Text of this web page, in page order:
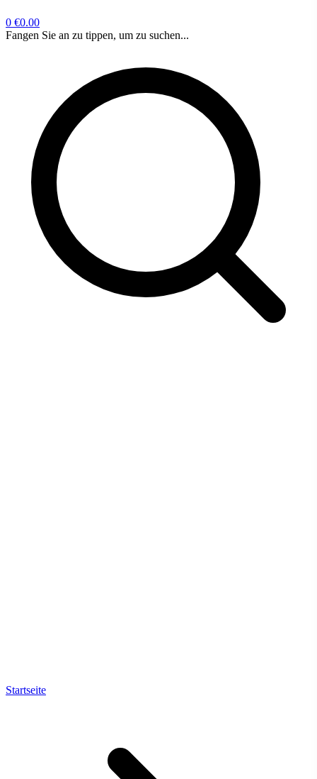
0 €0.00
Fangen Sie an zu tippen, um zu suchen...
Startseite